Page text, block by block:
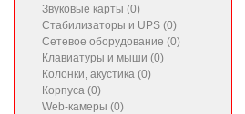
Звуковые карты (0)
Стабилизаторы и UPS (0)
Сетевое оборудование (0)
Клавиатуры и мыши (0)
Колонки, акустика (0)
Корпуса (0)
Web-камеры (0)